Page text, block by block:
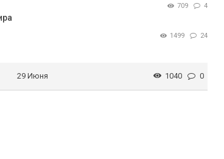
709 4
1499 24
29 Июня 1040 0